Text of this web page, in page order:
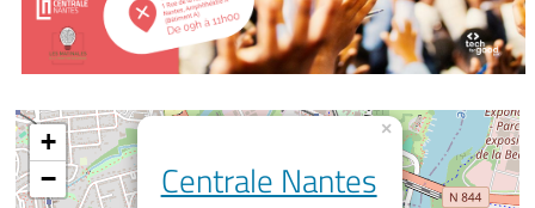
Centrale Nantes
×
+
−